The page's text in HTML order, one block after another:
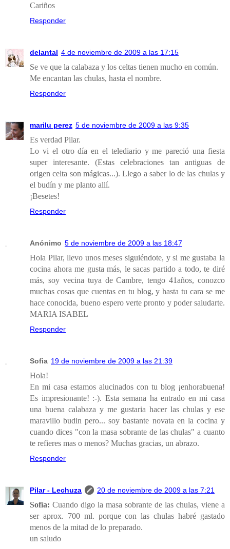
Cariños
Responder
delantal 4 de noviembre de 2009 a las 17:15
Se ve que la calabaza y los celtas tienen mucho en común.
Me encantan las chulas, hasta el nombre.
Responder
marilu perez 5 de noviembre de 2009 a las 9:35
Es verdad Pilar.
Lo vi el otro día en el telediario y me pareció una fiesta
super interesante. (Estas celebraciones tan antiguas de
origen celta son mágicas...). Llego a saber lo de las chulas y
el budín y me planto allí.
¡Besetes!
Responder
Anónimo 5 de noviembre de 2009 a las 18:47
Hola Pilar, llevo unos meses siguiéndote, y si me gustaba la
cocina ahora me gusta más, le sacas partido a todo, te diré
más, soy vecina tuya de Cambre, tengo 41años, conozco
muchas cosas que cuentas en tu blog, y hasta tu cara se me
hace conocida, bueno espero verte pronto y poder saludarte.
MARIA ISABEL
Responder
Sofia 19 de noviembre de 2009 a las 21:39
Hola!
En mi casa estamos alucinados con tu blog ¡enhorabuena!
Es impresionante! :-). Esta semana ha entrado en mi casa
una buena calabaza y me gustaria hacer las chulas y ese
maravillo budin pero... soy bastante novata en la cocina y
cuando dices "con la masa sobrante de las chulas" a cuanto
te refieres mas o menos? Muchas gracias, un abrazo.
Responder
Pilar - Lechuza 20 de noviembre de 2009 a las 7:21
Sofía: Cuando digo la masa sobrante de las chulas, viene a
ser aprox. 700 ml. porque con las chulas habré gastado
menos de la mitad de lo preparado.
un saludo